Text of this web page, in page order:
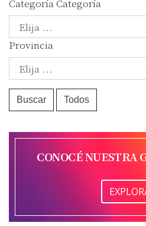
Categoría Categoría
Provincia
Buscar Todos
CONOCÉ NUESTRA